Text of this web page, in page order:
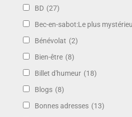
BD (27)
Bec-en-sabot:Le plus
Bénévolat (2)
Bien-être (8)
Billet d'humeur (18)
Blogs (8)
Bonnes adresses (13)